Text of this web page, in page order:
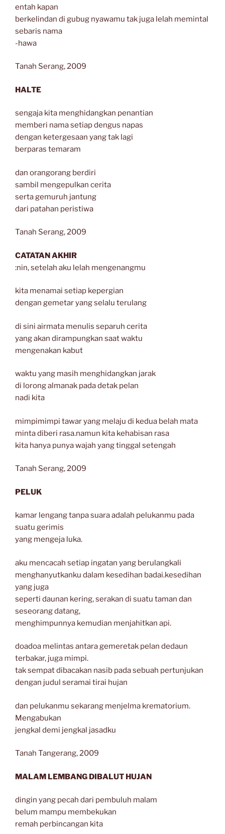
entah kapan
berkelindan di gubug nyawamu tak juga lelah memintal
sebaris nama
-hawa
Tanah Serang, 2009
HALTE
sengaja kita menghidangkan penantian
memberi nama setiap dengus napas
dengan ketergesaan yang tak lagi
berparas temaram
dan orangorang berdiri
sambil mengepulkan cerita
serta gemuruh jantung
dari patahan peristiwa
Tanah Serang, 2009
CATATAN AKHIR
:nin, setelah aku lelah mengenangmu
kita menamai setiap kepergian
dengan gemetar yang selalu terulang
di sini airmata menulis separuh cerita
yang akan dirampungkan saat waktu
mengenakan kabut
waktu yang masih menghidangkan jarak
di lorong almanak pada detak pelan
nadi kita
mimpimimpi tawar yang melaju di kedua belah mata
minta diberi rasa.namun kita kehabisan rasa
kita hanya punya wajah yang tinggal setengah
Tanah Serang, 2009
PELUK
kamar lengang tanpa suara adalah pelukanmu pada
suatu gerimis
yang mengeja luka.
aku mencacah setiap ingatan yang berulangkali
menghanyutkanku dalam kesedihan badai.kesedihan
yang juga
seperti daunan kering, serakan di suatu taman dan
seseorang datang,
menghimpunnya kemudian menjahitkan api.
doadoa melintas antara gemeretak pelan dedaun
terbakar, juga mimpi.
tak sempat dibacakan nasib pada sebuah pertunjukan
dengan judul seramai tirai hujan
dan pelukanmu sekarang menjelma krematorium.
Mengabukan
jengkal demi jengkal jasadku
Tanah Tangerang, 2009
MALAM LEMBANG DIBALUT HUJAN
dingin yang pecah dari pembuluh malam
belum mampu membekukan
remah perbincangan kita